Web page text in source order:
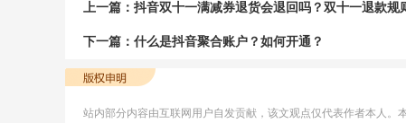
上一篇： 抖音双十一满减券退货会退回吗？双十一退款规
下一篇： 什么是抖音聚合账户？如何开通？
站内部分内容由互联网用户自发贡献，该文观点仅代表作者本人